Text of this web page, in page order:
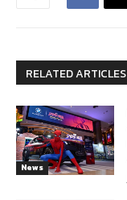
RELATED ARTICLES
News